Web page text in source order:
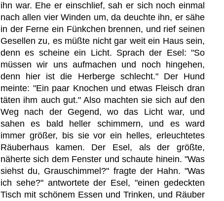
ihn war. Ehe er einschlief, sah er sich noch einmal
nach allen vier Winden um, da deuchte ihn, er sähe
in der Ferne ein Fünkchen brennen, und rief seinen
Gesellen zu, es müßte nicht gar weit ein Haus sein,
denn es scheine ein Licht. Sprach der Esel: "So
müssen wir uns aufmachen und noch hingehen,
denn hier ist die Herberge schlecht." Der Hund
meinte: "Ein paar Knochen und etwas Fleisch dran
täten ihm auch gut." Also machten sie sich auf den
Weg nach der Gegend, wo das Licht war, und
sahen es bald heller schimmern, und es ward
immer größer, bis sie vor ein helles, erleuchtetes
Räuberhaus kamen. Der Esel, als der größte,
näherte sich dem Fenster und schaute hinein. "Was
siehst du, Grauschimmel?" fragte der Hahn. "Was
ich sehe?" antwortete der Esel, "einen gedeckten
Tisch mit schönem Essen und Trinken, und Räuber